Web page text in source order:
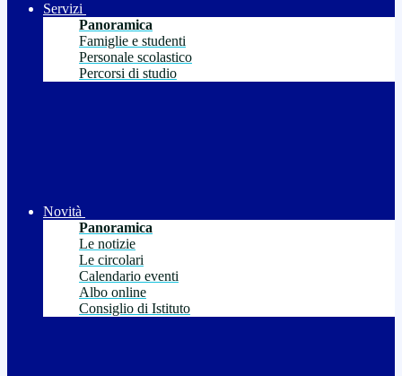
Servizi
Panoramica
Famiglie e studenti
Personale scolastico
Percorsi di studio
Novità
Panoramica
Le notizie
Le circolari
Calendario eventi
Albo online
Consiglio di Istituto